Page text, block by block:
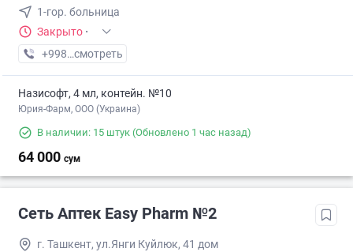
1-гор. больница
Закрыто ·
+998 (94) XXX-XX-XX
смотреть
Назисофт, 4 мл, контейн. №10
Юрия-Фарм, ООО (Украина)
В наличии: 15 штук (Обновлено 1 час назад)
64 000 сум
Сеть Аптек Easy Pharm №2
г. Ташкент, ул.Янги Куйлюк, 41 дом